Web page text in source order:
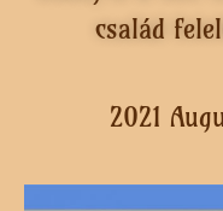
család
2021